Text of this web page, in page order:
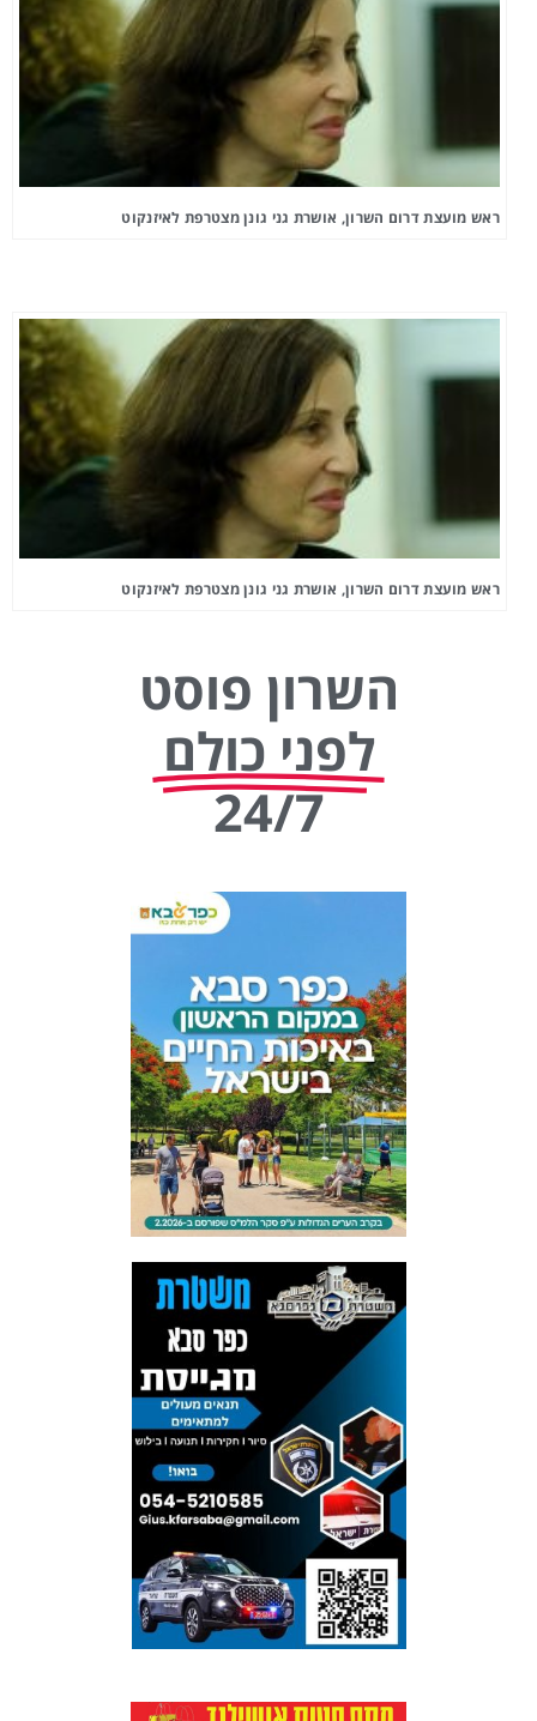
ראש מועצת דרום השרון, אושרת גני גונן מצטרפת לאיזנקוט
ראש מועצת דרום השרון, אושרת גני גונן מצטרפת לאיזנקוט
השרון פוסט
לפני כולם
24/7